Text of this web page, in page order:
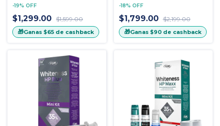
termoformables CAVEX Boil &
-19% OFF
$1,299.00 $1,599.00
🎁Ganas $65 de cashback
-18% OFF
$1,799.00 $2,199.00
🎁Ganas $90de cashback